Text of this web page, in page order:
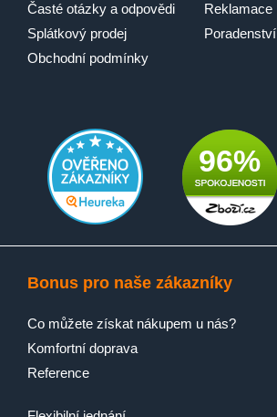
Časté otázky a odpovědi
Splátkový prodej
Obchodní podmínky
Reklamace
Poradenství
96%
Bonus pro naše zákazníky
Co můžete získat nákupem u nás?
Komfortní doprava
Reference